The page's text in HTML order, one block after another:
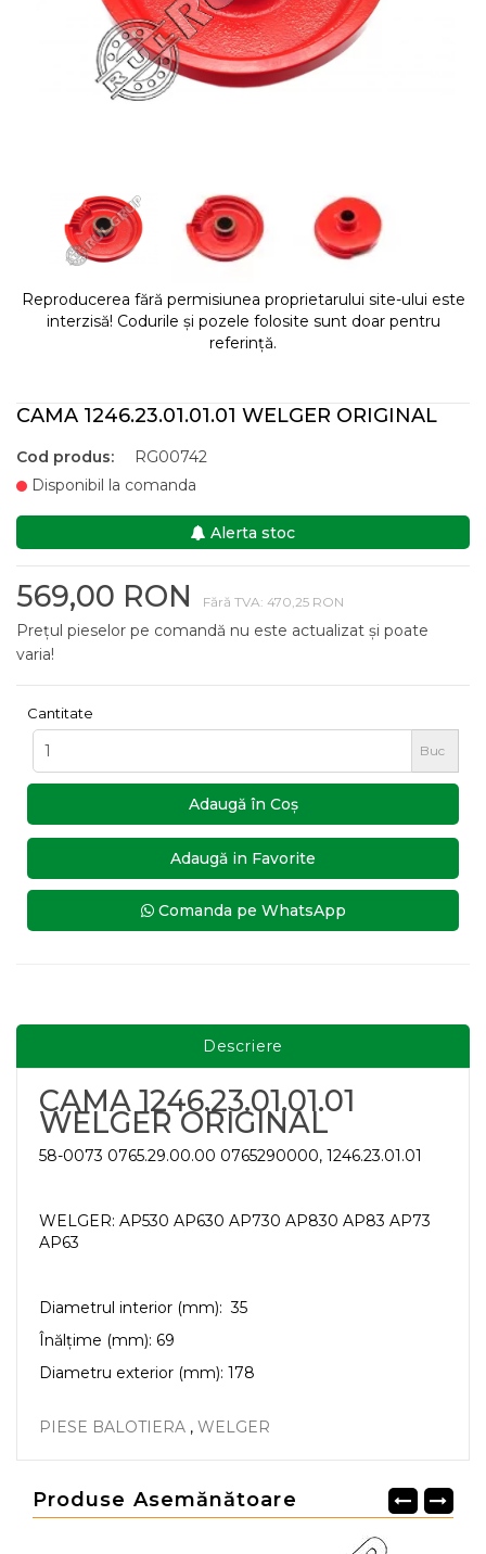
Reproducerea fără permisiunea proprietarului site-ului este
interzisă! Codurile și pozele folosite sunt doar pentru
referință.
CAMA 1246.23.01.01.01 WELGER ORIGINAL
Cod produs:
RG00742
Disponibil la comanda
Alerta stoc
569,00 RON Fără TVA: 470,25 RON
Prețul pieselor pe comandă nu este actualizat și poate
varia!
Cantitate
Buc
Adaugă în Coş
Adaugă in Favorite
Comanda pe WhatsApp
Descriere
CAMA 1246.23.01.01.01
WELGER ORIGINAL
58-0073 0765.29.00.00 0765290000, 1246.23.01.01
WELGER: AP530 AP630 AP730 AP830 AP83 AP73
AP63
Diametrul interior (mm): 35
Înălțime (mm): 69
Diametru exterior (mm): 178
PIESE BALOTIERA , WELGER
Produse Asemănătoare